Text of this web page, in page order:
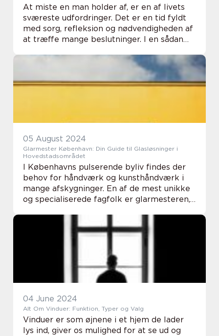
At miste en man holder af, er en af livets
sværeste udfordringer. Det er en tid fyldt
med sorg, refleksion og nødvendigheden af
at træffe mange beslutninger. I en sådan
05 August 2024
Glarmester København: Din Guide til Glasløsninger i
Hovedstadsområdet
I Københavns pulserende byliv findes der
behov for håndværk og kunsthåndværk i
mange afskygninger. En af de mest unikke
og specialiserede fagfolk er glarmesteren,
04 June 2024
Alt Om Vinduer: Funktion, Typer og Valg
Vinduer er som øjnene i et hjem de lader
lys ind, giver os mulighed for at se ud og